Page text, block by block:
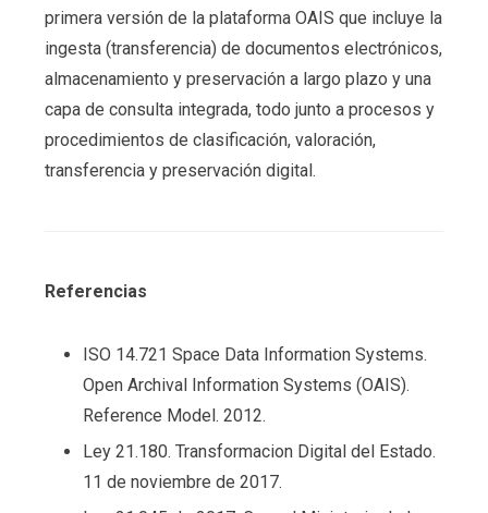
primera versión de la plataforma OAIS que incluye la
ingesta (transferencia) de documentos electrónicos,
almacenamiento y preservación a largo plazo y una
capa de consulta integrada, todo junto a procesos y
procedimientos de clasificación, valoración,
transferencia y preservación digital.
Referencias
ISO 14.721 Space Data Information Systems.
Open Archival Information Systems (OAIS).
Reference Model. 2012.
Ley 21.180. Transformacion Digital del Estado.
11 de noviembre de 2017.